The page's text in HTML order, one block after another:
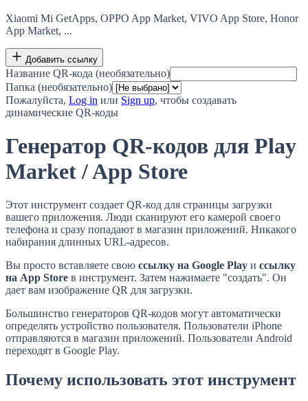
Xiaomi Mi GetApps, OPPO App Market, VIVO App Store, Honor
App Market, ...
Добавить ссылку
Название QR-кода (необязательно)
Папка (необязательно)
Пожалуйста, Log in или Sign up, чтобы создавать
динамические QR-коды
Генератор QR-кодов для Play
Market / App Store
Этот инструмент создает QR-код для страницы загрузки
вашего приложения. Люди сканируют его камерой своего
телефона и сразу попадают в магазин приложений. Никакого
набирания длинных URL-адресов.
Вы просто вставляете свою ссылку на Google Play и ссылку
на App Store в инструмент. Затем нажимаете "создать". Он
дает вам изображение QR для загрузки.
Большинство генераторов QR-кодов могут автоматически
определять устройство пользователя. Пользователи iPhone
отправляются в магазин приложений. Пользователи Android
переходят в Google Play.
Почему использовать этот инструмент